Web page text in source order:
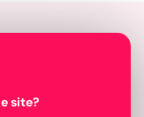
site?